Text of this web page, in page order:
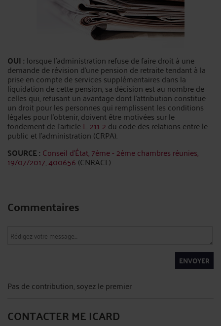
OUI : lorsque l'administration refuse de faire droit à une
demande de révision d'une pension de retraite tendant à la
prise en compte de services supplémentaires dans la
liquidation de cette pension, sa décision est au nombre de
celles qui, refusant un avantage dont l'attribution constitue
un droit pour les personnes qui remplissent les conditions
légales pour l'obtenir, doivent être motivées sur le
fondement de l'articleL. 211-2 du code des relations entre le
public et l'administration (CRPA).
SOURCE : Conseil d'État, 7ème - 2ème chambres réunies,
19/07/2017, 400656 (CNRACL)
Commentaires
ENVOYER
Pas de contribution, soyez le premier
CONTACTER ME ICARD